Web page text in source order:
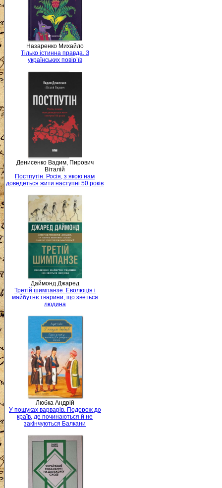
Назаренко Михайло
Тілько істинна правда. З
українських повір’їв
Денисенко Вадим, Пирович
Віталій
Постпутін. Росія, з якою нам
доведеться жити наступні 50 років
Даймонд Джаред
Третій шимпанзе. Еволюція і
майбутнє тварини, що зветься
людина
Любка Андрій
У пошуках варварів. Подорож до
країв, де починаються й не
закінчуються Балкани